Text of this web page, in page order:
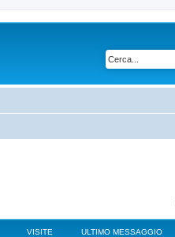
VISITE ULTIMO MESSAGGIO